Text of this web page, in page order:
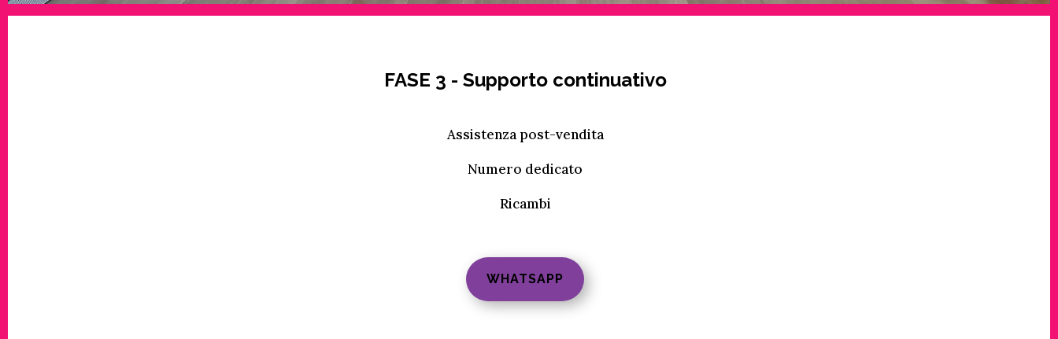
FASE 3 - Supporto continuativo
Assistenza post-vendita
Numero dedicato
Ricambi
WHATSAPP